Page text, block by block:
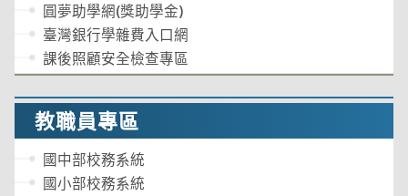
圓夢助學網(獎助學金)
臺灣銀行學雜費入口網
課後照顧安全檢查專區
教職員專區
國中部校務系統
國小部校務系統